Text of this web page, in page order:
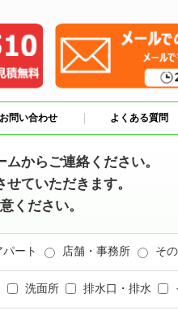
お問い合わせ よくある質問
からご連絡ください。
ていただきます。
ください。
パート 店舗・事務所 そ
洗面所 排水口・排水